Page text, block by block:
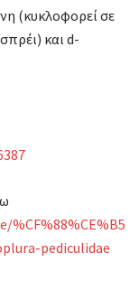
(κυκλοφορεί σε
και d-
pediculidae